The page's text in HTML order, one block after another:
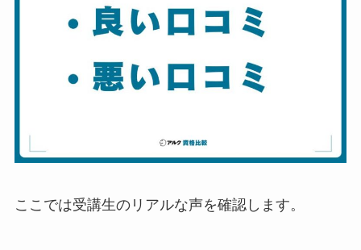
ここでは受講生のリアルな声を確認します。